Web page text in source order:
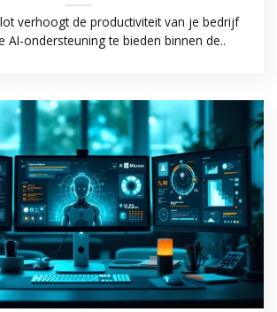
verhoogt de productiviteit van je bedrijf
AI-ondersteuning te bieden binnen de..